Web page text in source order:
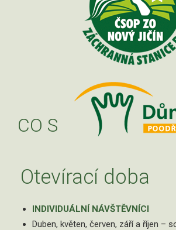
Otevírací doba
INDIVIDUÁLNÍ NÁVŠTĚVNÍCI
Duben, květen, červen, září a říjen –
CO S